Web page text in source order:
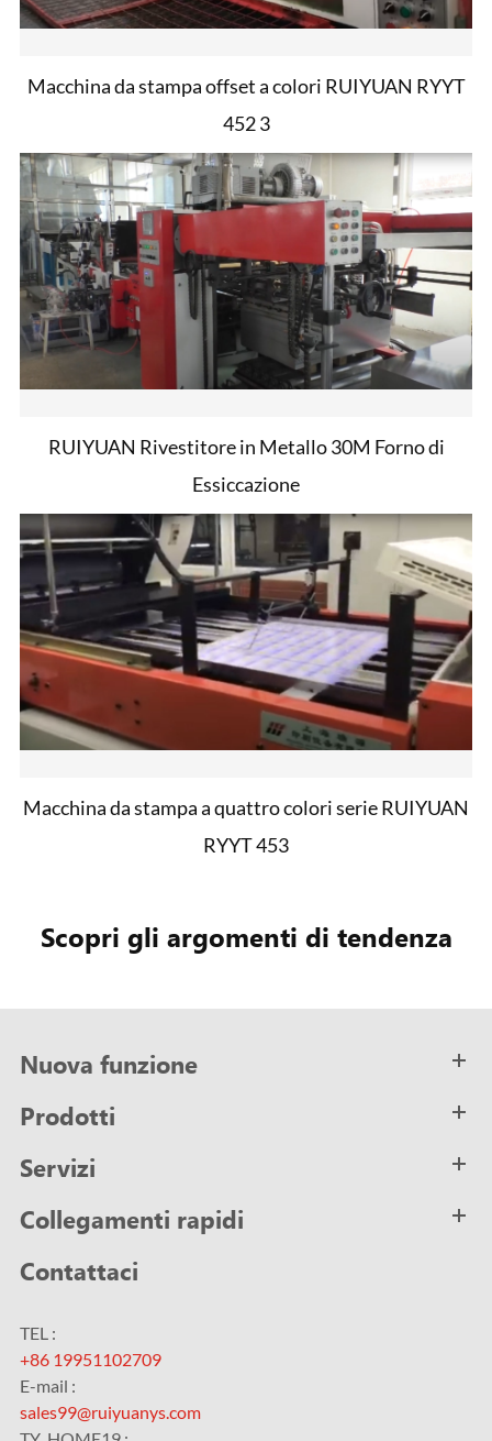
Macchina da stampa offset a colori RUIYUAN RYYT
452 3
RUIYUAN Rivestitore in Metallo 30M Forno di
Essiccazione
Macchina da stampa a quattro colori serie RUIYUAN
RYYT 453
Scopri gli argomenti di tendenza
Nuova funzione
Prodotti
Servizi
Collegamenti rapidi
Contattaci
TEL :
+86 19951102709
E-mail :
sales99@ruiyuanys.com